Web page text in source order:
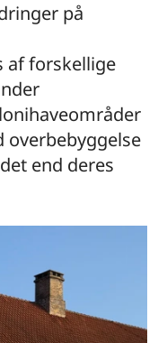
på
af forskellige
end deres